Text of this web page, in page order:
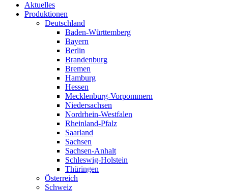
Aktuelles
Produktionen
Deutschland
Baden-Württemberg
Bayern
Berlin
Brandenburg
Bremen
Hamburg
Hessen
Mecklenburg-Vorpommern
Niedersachsen
Nordrhein-Westfalen
Rheinland-Pfalz
Saarland
Sachsen
Sachsen-Anhalt
Schleswig-Holstein
Thüringen
Österreich
Schweiz